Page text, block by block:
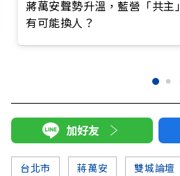
蔣萬安聲勢升溫，藍營「共主」
有可能換人？
加好友
台北市 蔣萬安 雙城論壇